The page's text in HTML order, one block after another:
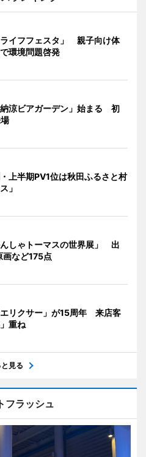
イフフェスタ」 親子向け体
環境問題啓発
涼ビアガーデン」始まる 初
上半期PV1位は秋田ふるさと村
」
しゃトーマスの世界展」 出
など175点
リクサー」が15周年 来店客
重ね
と見る
フラッシュ